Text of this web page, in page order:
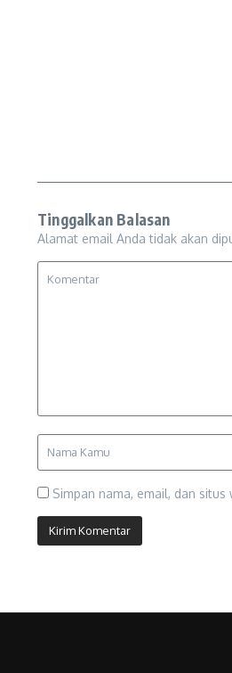
Tinggalkan Balasan
Alamat email Anda tidak akan
Simpan nama, email, dan